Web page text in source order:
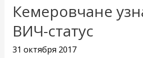
Кемеровчане
ВИЧ-статус
31 октября 2017
Кемеровчане
свой
ВИЧ-